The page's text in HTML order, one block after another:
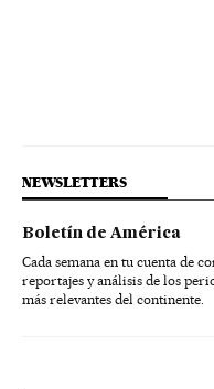
NEWSLETTERS
Boletín de América
Cada semana en tu cuenta de
reportajes y análisis de los
más relevantes del continente.